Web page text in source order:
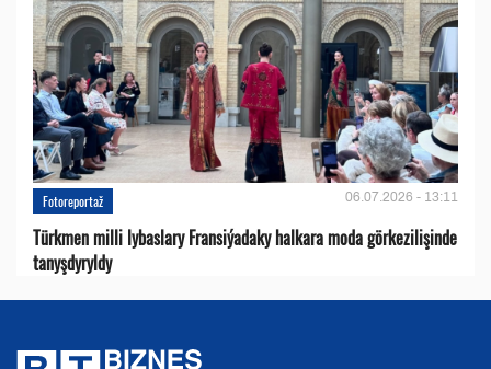
Fotoreportaž 06.07.2026 - 13:11
Türkmen milli lybaslary Fransiýadaky halkara moda görkezilişinde
tanyşdyryldy